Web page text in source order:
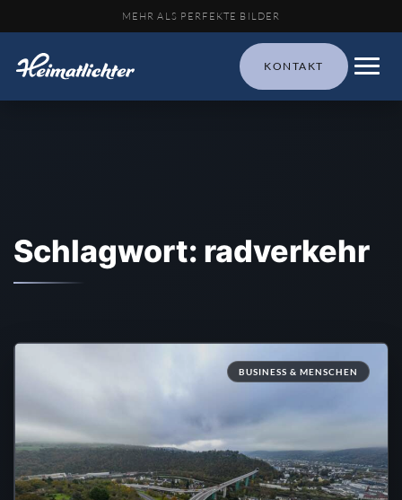
MEHR ALS PERFEKTE BILDER
KONTAKT
Schlagwort: radverkehr
BUSINESS & MENSCHEN